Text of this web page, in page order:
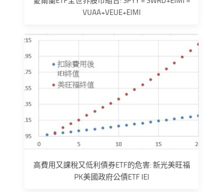
VUAA+VEUE+EIMI
高費用又課稅又低利債券ETF的危害: 新光美旺福
PK美國政府公債ETF IEI